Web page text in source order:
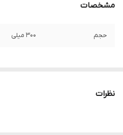
مشخصات
حجم 300 میلی
نظرات